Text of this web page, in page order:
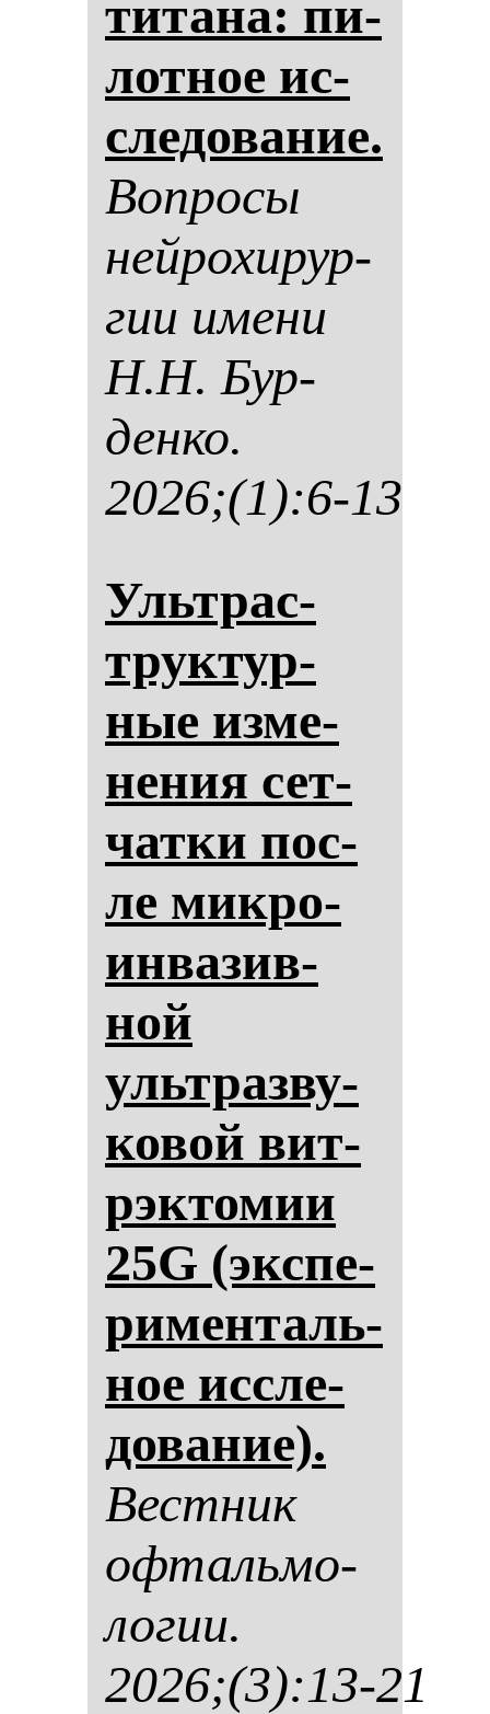
ти­та­на: пи­
лот­ное ис­
сле­до­ва­ние.
Воп­ро­сы
ней­ро­хи­рур­
гии име­ни
Н.Н. Бур­
ден­ко.
2026;(1):6-13
Ультрас­
трук­тур­
ные из­ме­
не­ния сет­
чат­ки пос­
ле мик­ро­
ин­ва­зив­
ной
ультраз­ву­
ко­вой вит­
рэк­то­мии
25G (эк­спе­
ри­мен­таль­
ное ис­сле­
до­ва­ние).
Вес­тник
оф­таль­мо­
ло­гии.
2026;(3):13-21